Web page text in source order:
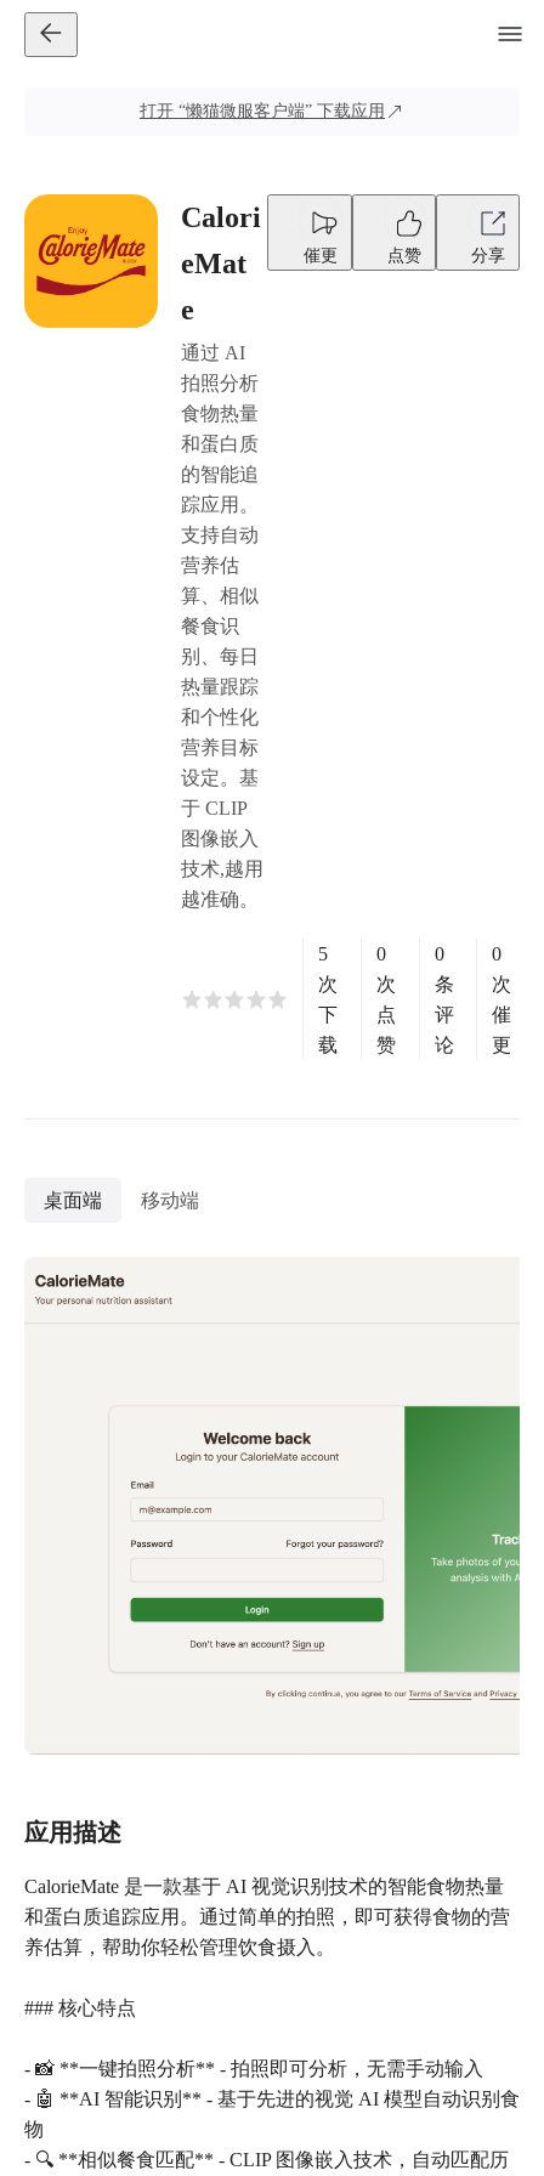
打开 “懒猫微服客户端” 下载应用
Calori
eMat
e
通过 AI
拍照分析
食物热量
和蛋白质
的智能追
踪应用。
支持自动
营养估
算、相似
餐食识
别、每日
热量跟踪
和个性化
营养目标
设定。基
于 CLIP
图像嵌入
技术,越用
越准确。
催更 点赞 分享
5
次
下
载
0
次
点
赞
0
条
评
论
0
次
催
更
桌面端 移动端
应用描述
CalorieMate 是一款基于 AI 视觉识别技术的智能食物热量
和蛋白质追踪应用。通过简单的拍照，即可获得食物的营
养估算，帮助你轻松管理饮食摄入。
### 核心特点
- 📸 **一键拍照分析** - 拍照即可分析，无需手动输入
- 🤖 **AI 智能识别** - 基于先进的视觉 AI 模型自动识别食
物
- 🔍 **相似餐食匹配** - CLIP 图像嵌入技术，自动匹配历